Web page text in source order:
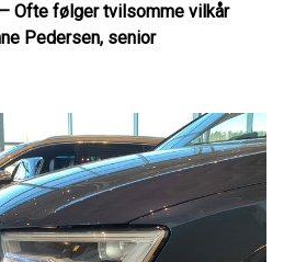
Ofte følger tvilsomme vilkår
Pedersen, senior